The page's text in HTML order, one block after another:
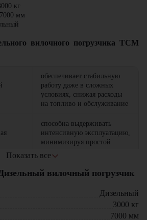
кг
мм
вилочного погрузчика TCM
обеспечивает стабильную
работу даже в сложных
условиях, снижая расходы
на топливо и обслуживание
способна выдерживать
интенсивную эксплуатацию,
минимизируя простой
доступ к ключевым узлам
упрощает техническое
обслуживание и сокращает
Показать все
вилочный погрузчик
Дизельный
3000 кг
7000 мм